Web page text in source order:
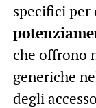
specifici per
che offrono
generiche
degli